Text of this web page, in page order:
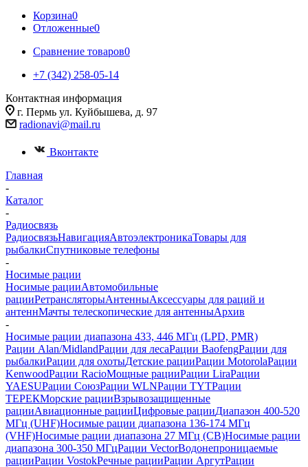
Корзина0
Отложенные0
Сравнение товаров0
+7 (342) 258-05-14
Контактная информация
г. Пермь ул. Куйбышева, д. 97
radionavi@mail.ru
Вконтакте
Главная
-
Каталог
-
Радиосвязь
РадиосвязьНавигацияАвтоэлектроникаТовары для
рыбалкиСпутниковые телефоны
-
Носимые рации
Носимые рацииАвтомобильные
рацииРетрансляторыАнтенныАксессуары для раций и
антеннМачты телескопические для антенныАрхив
-
Носимые рации диапазона 433, 446 МГц (LPD, PMR)
Рации Alan/MidlandРации для лесаРации BaofengРации для
рыбалкиРации для охотыДетские рацииРации MotorolaРации
KenwoodРации RacioМощные рацииРации LiraРации
YAESUРации СоюзРации WLNРации TYTРации
ТЕРЕКМорские рацииВзрывозащищенные
рацииАвиационные рацииЦифровые рацииДиапазон 400-520
МГц (UHF)Носимые рации диапазона 136-174 МГц
(VHF)Носимые рации диапазона 27 МГц (CB)Носимые рации
диапазона 300-350 МГцРации VectorВодонепроницаемые
рацииРации VostokРечные рацииРации АргутРации